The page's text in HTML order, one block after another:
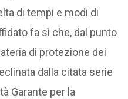
di tempi e modi di
fa sì che, dal punto
di protezione dei
dalla citata serie
Garante per la